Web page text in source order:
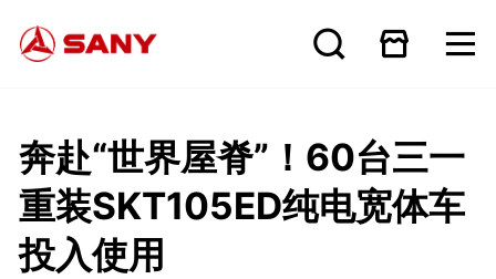
奔赴“世界屋脊”！60台三一
重装SKT105ED纯电宽体车
投入使用